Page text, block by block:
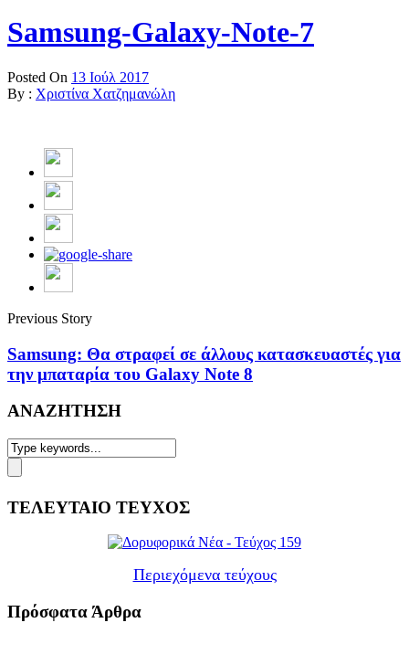
Samsung-Galaxy-Note-7
Posted On 13 Ιούλ 2017
By : Χριστίνα Χατζημανώλη
Previous Story
Samsung: Θα στραφεί σε άλλους κατασκευαστές για
την μπαταρία του Galaxy Note 8
ΑΝΑΖΗΤΗΣΗ
ΤΕΛΕΥΤΑΙΟ ΤΕΥΧΟΣ
Περιεχόμενα τεύχους
Πρόσφατα Άρθρα